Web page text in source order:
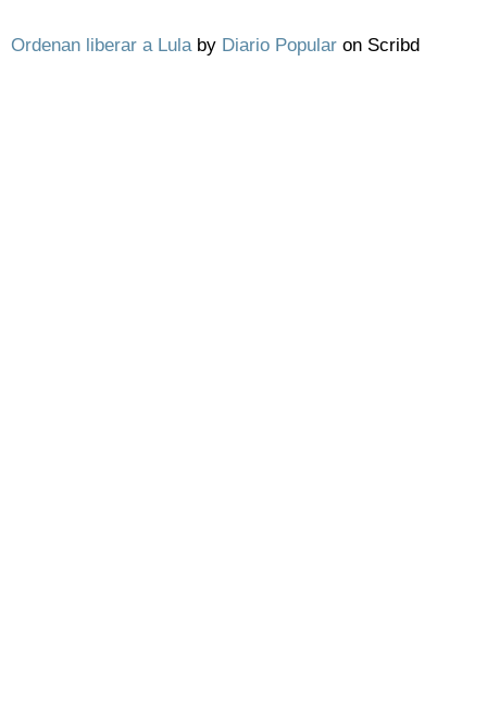
Ordenan liberar a Lula by Diario Popular on Scribd